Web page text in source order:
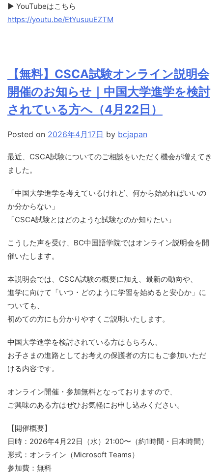
▶ YouTubeはこちら
https://youtu.be/EtYusuuEZTM
【無料】CSCA試験オンライン説明会
開催のお知らせ｜中国大学進学を検討
されている方へ（4月22日）
Posted on 2026年4月17日 by bcjapan
最近、CSCA試験についてのご相談をいただく機会が増えてき
ました。
「中国大学進学を考えているけれど、何から始めればいいの
か分からない」
「CSCA試験とはどのような試験なのか知りたい」
こうした声を受け、BC中国語学院ではオンライン説明会を開
催いたします。
本説明会では、CSCA試験の概要に加え、最新の動向や、
進学に向けて「いつ・どのように学習を始めると安心か」に
ついても、
初めての方にも分かりやすくご説明いたします。
中国大学進学を検討されている方はもちろん、
お子さまの進路としてお考えの保護者の方にもご参加いただ
ける内容です。
オンライン開催・参加無料となっておりますので、
ご興味のある方はぜひお気軽にお申し込みください。
【開催概要】
日時：2026年4月22日（水）21:00〜（約1時間・日本時間）
形式：オンライン（Microsoft Teams）
参加費：無料